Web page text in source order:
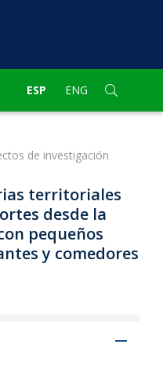
ESP ENG
de investigación
territoriales
desde la
pequeños
y comedores